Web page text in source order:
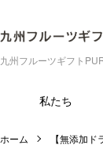
九州フルーツギフト
私たち
ホーム 【無添加